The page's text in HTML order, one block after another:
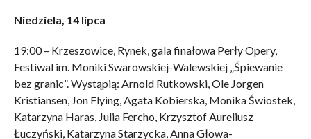
Niedziela, 14 lipca
19:00 – Krzeszowice, Rynek, gala finałowa Perły Opery,
Festiwal im. Moniki Swarowskiej-Walewskiej „Śpiewanie
bez granic”. Wystąpią: Arnold Rutkowski, Ole Jorgen
Kristiansen, Jon Flying, Agata Kobierska, Monika Świostek,
Katarzyna Haras, Julia Fercho, Krzysztof Aureliusz
Łuczyński, Katarzyna Starzycka, Anna Głowa-